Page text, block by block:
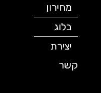
מחירון
יצירת
קשר